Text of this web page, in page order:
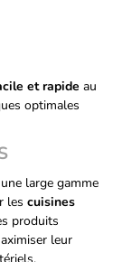
et rapide au
optimales
large gamme
les cuisines
produits
leur